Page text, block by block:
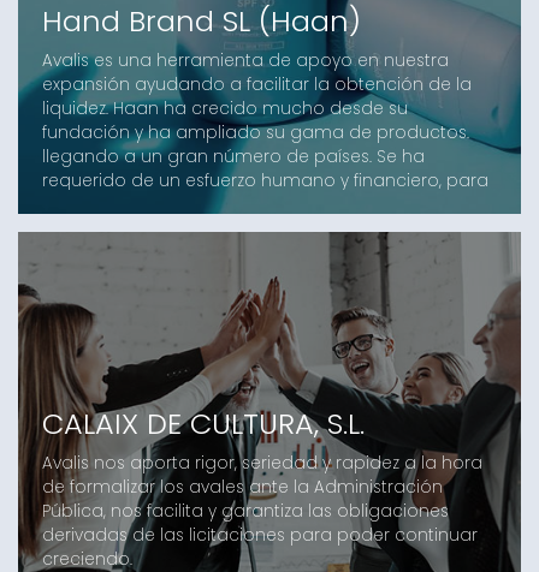
Hand Brand SL (Haan)
Avalis es una herramienta de apoyo en nuestra
expansión ayudando a facilitar la obtención de la
liquidez. Haan ha crecido mucho desde su
fundación y ha ampliado su gama de productos.
llegando a un gran número de países. Se ha
requerido de un esfuerzo humano y financiero, para
hacer llegar los productos a nuestros clientes.
CALAIX DE CULTURA, S.L.
Avalis nos aporta rigor, seriedad y rapidez a la hora
de formalizar los avales ante la Administración
Pública, nos facilita y garantiza las obligaciones
derivadas de las licitaciones para poder continuar
creciendo.